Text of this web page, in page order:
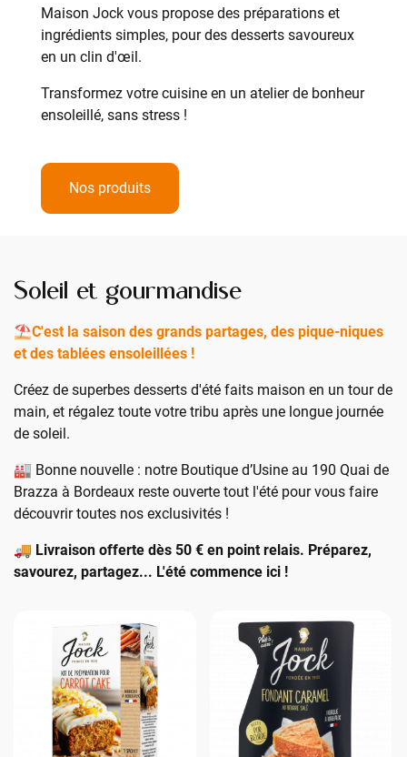
Maison Jock vous propose des préparations et
ingrédients simples, pour des desserts savoureux
en un clin d'œil.
Transformez votre cuisine en un atelier de bonheur
ensoleillé, sans stress !
Nos produits
Soleil et gourmandise
⛱️C'est la saison des grands partages, des pique-niques
et des tablées ensoleillées !
Créez de superbes desserts d'été faits maison en un tour de
main, et régalez toute votre tribu après une longue journée
de soleil.
🏭 Bonne nouvelle : notre Boutique d’Usine au 190 Quai de
Brazza à Bordeaux reste ouverte tout l'été pour vous faire
découvrir toutes nos exclusivités !
🚚 Livraison offerte dès 50 € en point relais. Préparez,
savourez, partagez... L'été commence ici !